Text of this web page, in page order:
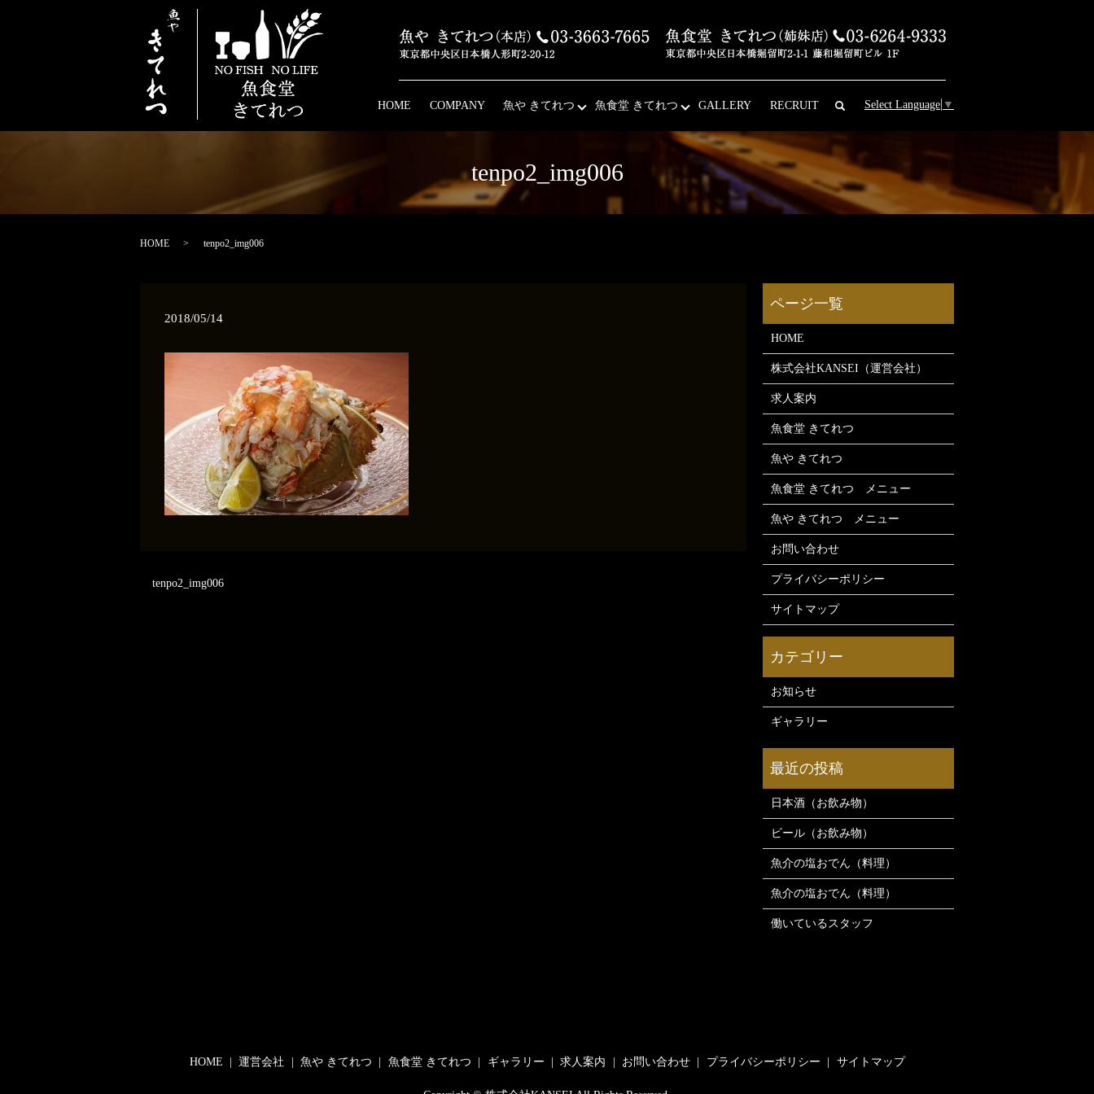
Select Language ▼
HOME COMPANY 魚や きてれつ 魚食堂 きてれつ GALLERY RECRUIT search
tenpo2_img006
HOME tenpo2_img006
2018/05/14
tenpo2_img006
HOME
株式会社KANSEI（運営会社）
求人案内
魚食堂 きてれつ
魚や きてれつ
魚食堂 きてれつ メニュー
魚や きてれつ メニュー
お問い合わせ
プライバシーポリシー
サイトマップ
お知らせ
ギャラリー
日本酒（お飲み物）
ビール（お飲み物）
魚介の塩おでん（料理）
魚介の塩おでん（料理）
働いているスタッフ
HOME 運営会社 魚や きてれつ 魚食堂 きてれつ ギャラリー 求人案内 お問い合わせ プライバシーポリシー サイトマップ